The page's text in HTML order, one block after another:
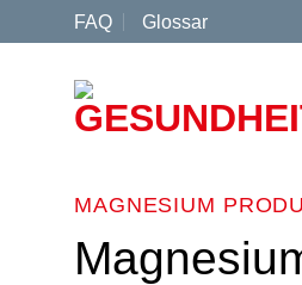
Inhalt
springen
FAQ Glossar
MAGNESIUM